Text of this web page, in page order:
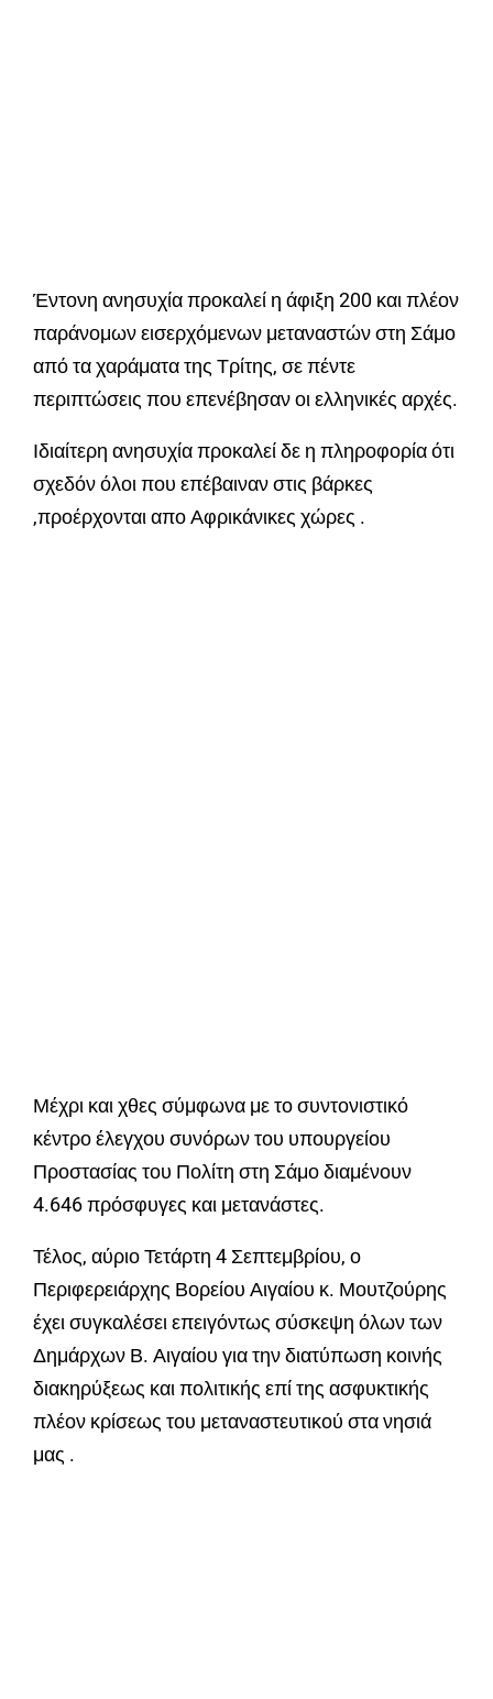
Έντονη ανησυχία προκαλεί η άφιξη 200 και πλέον
παράνομων εισερχόμενων μεταναστών στη Σάμο
από τα χαράματα της Τρίτης, σε πέντε
περιπτώσεις που επενέβησαν οι ελληνικές αρχές.
Ιδιαίτερη ανησυχία προκαλεί δε η πληροφορία ότι
σχεδόν όλοι που επέβαιναν στις βάρκες
,προέρχονται απο Αφρικάνικες χώρες .
Μέχρι και χθες σύμφωνα με το συντονιστικό
κέντρο έλεγχου συνόρων του υπουργείου
Προστασίας του Πολίτη στη Σάμο διαμένουν
4.646 πρόσφυγες και μετανάστες.
Τέλος, αύριο Τετάρτη 4 Σεπτεμβρίου, ο
Περιφερειάρχης Βορείου Αιγαίου κ. Μουτζούρης
έχει συγκαλέσει επειγόντως σύσκεψη όλων των
Δημάρχων Β. Αιγαίου για την διατύπωση κοινής
διακηρύξεως και πολιτικής επί της ασφυκτικής
πλέον κρίσεως του μεταναστευτικού στα νησιά
μας .